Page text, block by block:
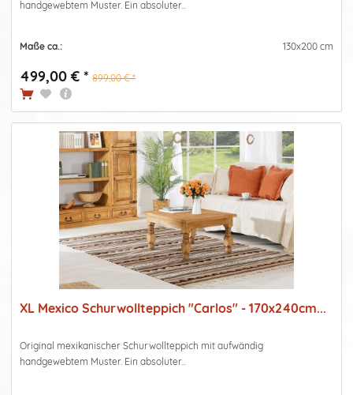
handgewebtem Muster. Ein absoluter...
Maße ca.: 130x200 cm
499,00 € * 899,00 € *
XL Mexico Schurwollteppich "Carlos" - 170x240cm...
Original mexikanischer Schurwollteppich mit aufwändig
handgewebtem Muster. Ein absoluter...